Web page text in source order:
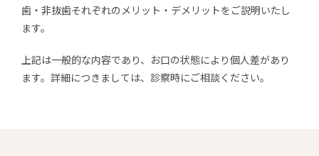
歯・非抜歯それぞれのメリット・デメリットをご説明いたし
ます。
上記は一般的な内容であり、お口の状態により個人差があり
ます。詳細につきましては、診察時にご相談ください。